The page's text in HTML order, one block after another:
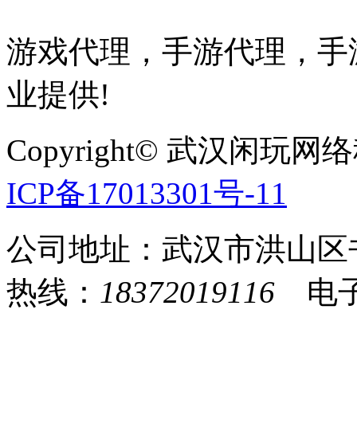
游戏代理，手游代理，
业提供!
Copyright© 武汉闲玩
ICP备17013301号-11
公司地址：武汉市洪山
热线： 18372019116 电